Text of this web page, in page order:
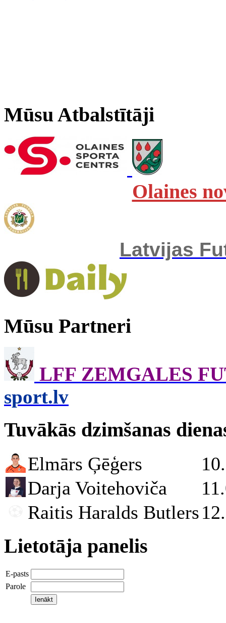
Mūsu Atbalstītāji
Olaines
Latvijas
Mūsu Partneri
LFF ZEMGALES
sport.lv
Tuvākās dzimšanas
Elmārs Ģēģers
Darja Voitehoviča
Raitis Haralds Butlers
Lietotāja panelis
E-pasts
Parole